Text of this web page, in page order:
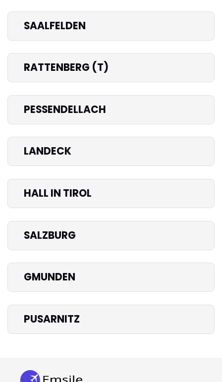
SAALFELDEN
RATTENBERG (T)
PESSENDELLACH
LANDECK
HALL IN TIROL
SALZBURG
GMUNDEN
PUSARNITZ